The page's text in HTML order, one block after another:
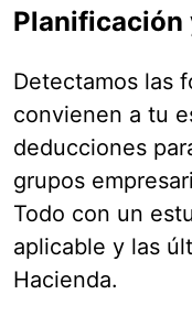
Planificación
Detectamos las
convienen a tu
deducciones
grupos
Todo con un
aplicable y las
Hacienda.